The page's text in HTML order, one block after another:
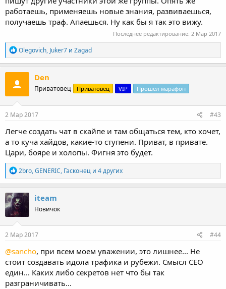
работаешь, применяешь новые знания, развиваешься,
получаешь траф. Апаешься. Ну как бы я так это вижу.
Последнее редактирование: 2 Мар 2017
Р
е
а
к
ц
и
и
:
Olegovich, Juker7 и Zagad
Den
Приватовец Приватовец VIP Прошёл марафон
2 Мар 2017 #43
Легче создать чат в скайпе и там общаться тем, кто хочет,
а то куча хайдов, какие-то ступени. Приват, в привате.
Цари, бояре и холопы. Фигня это будет.
Р
е
а
к
ц
и
и
:
2bro,GENERIC, Гасконец и 4 других
iteam
Новичок
2 Мар 2017 #44
@sancho, при всем моем уважении, это лишнее... Не
стоит создавать идола трафика и рубежи. Смысл СЕО
един... Каких либо секретов нет что бы так
разграничивать...